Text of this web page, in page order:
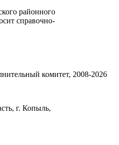
районного
справочно-
комитет, 2008-2026
г. Копыль,